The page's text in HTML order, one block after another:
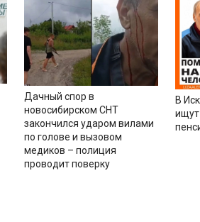
Дачный спор в
новосибирском СНТ
закончился ударом вилами
по голове и вызовом
медиков – полиция
проводит поверку
В
ищут